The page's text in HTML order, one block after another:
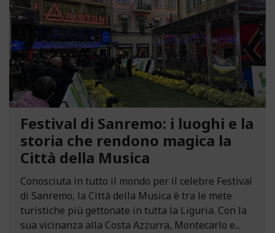
Festival di Sanremo: i luoghi e la
storia che rendono magica la
Città della Musica
Conosciuta in tutto il mondo per il celebre Festival
di Sanremo, la Città della Musica è tra le mete
turistiche più gettonate in tutta la Liguria. Con la
sua vicinanza alla Costa Azzurra, Montecarlo e...